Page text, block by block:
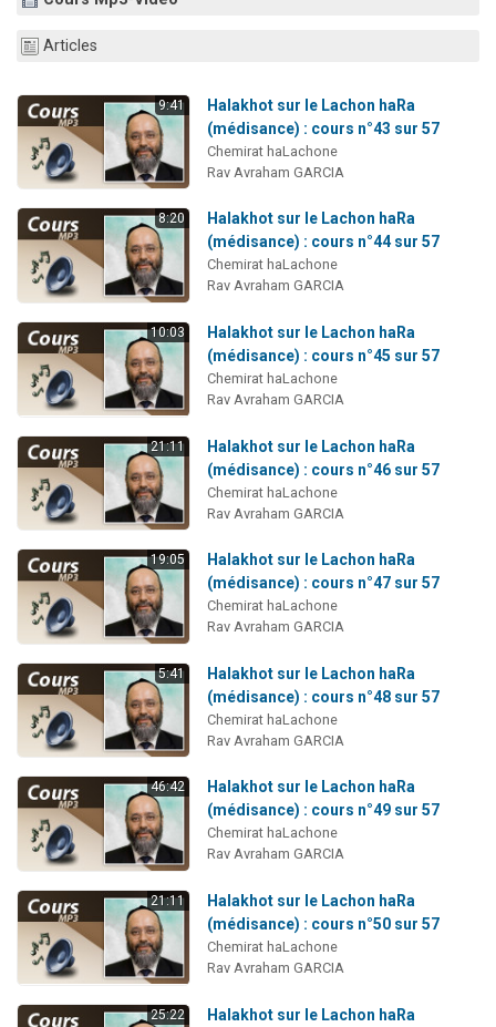
Il reste 49 places pour étudier en groupe sur Zoom
3 personnes viennent de faire un don pour Diane, 80 ans, dans un appartement insalubre
Articles
9:41
Halakhot sur le Lachon haRa
(médisance) : cours n°43 sur 57
Chemirat haLachone
Rav Avraham GARCIA
8:20
Halakhot sur le Lachon haRa
(médisance) : cours n°44 sur 57
Chemirat haLachone
Rav Avraham GARCIA
10:03
Halakhot sur le Lachon haRa
(médisance) : cours n°45 sur 57
Chemirat haLachone
Rav Avraham GARCIA
21:11
Halakhot sur le Lachon haRa
(médisance) : cours n°46 sur 57
Chemirat haLachone
Rav Avraham GARCIA
19:05
Halakhot sur le Lachon haRa
(médisance) : cours n°47 sur 57
Chemirat haLachone
Rav Avraham GARCIA
5:41
Halakhot sur le Lachon haRa
(médisance) : cours n°48 sur 57
Chemirat haLachone
Rav Avraham GARCIA
46:42
Halakhot sur le Lachon haRa
(médisance) : cours n°49 sur 57
Chemirat haLachone
Rav Avraham GARCIA
21:11
Halakhot sur le Lachon haRa
(médisance) : cours n°50 sur 57
Chemirat haLachone
Rav Avraham GARCIA
25:22
Halakhot sur le Lachon haRa